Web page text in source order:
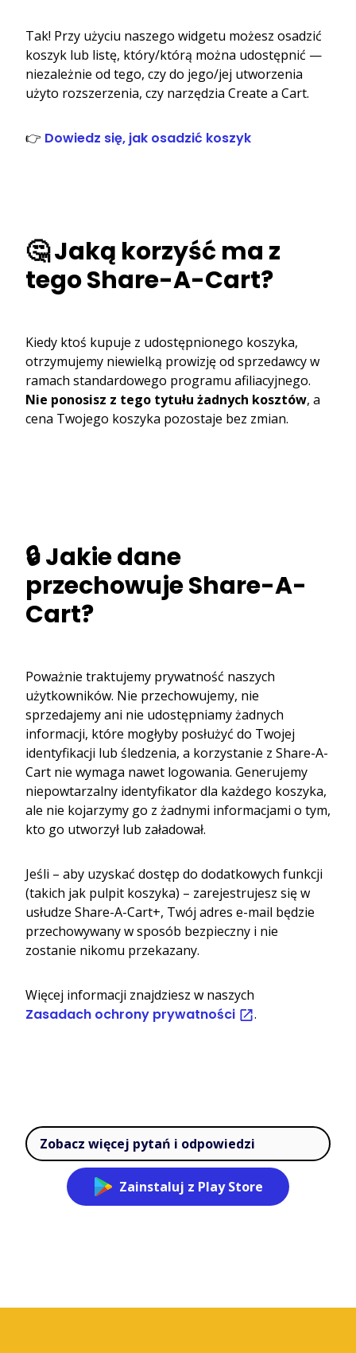
Tak! Przy użyciu naszego widgetu możesz osadzić
koszyk lub listę, który/którą można udostępnić —
niezależnie od tego, czy do jego/jej utworzenia
użyto rozszerzenia, czy narzędzia Create a Cart.
👉 Dowiedz się, jak osadzić koszyk
🤔 Jaką korzyść ma z
tego Share-A-Cart?
Kiedy ktoś kupuje z udostępnionego koszyka,
otrzymujemy niewielką prowizję od sprzedawcy w
ramach standardowego programu afiliacyjnego.
Nie ponosisz z tego tytułu żadnych kosztów, a
cena Twojego koszyka pozostaje bez zmian.
🔒 Jakie dane
przechowuje Share-A-
Cart?
Poważnie traktujemy prywatność naszych
użytkowników. Nie przechowujemy, nie
sprzedajemy ani nie udostępniamy żadnych
informacji, które mogłyby posłużyć do Twojej
identyfikacji lub śledzenia, a korzystanie z Share-A-
Cart nie wymaga nawet logowania. Generujemy
niepowtarzalny identyfikator dla każdego koszyka,
ale nie kojarzymy go z żadnymi informacjami o tym,
kto go utworzył lub załadował.
Jeśli – aby uzyskać dostęp do dodatkowych funkcji
(takich jak pulpit koszyka) – zarejestrujesz się w
usłudze Share-A-Cart+, Twój adres e-mail będzie
przechowywany w sposób bezpieczny i nie
zostanie nikomu przekazany.
Więcej informacji znajdziesz w naszych
Zasadach ochrony prywatności .
Zobacz więcej pytań i odpowiedzi
Zainstaluj z Play Store